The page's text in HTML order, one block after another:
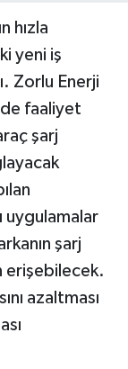
hızla
yeni iş
Zorlu Enerji
faaliyet
şarj
uygulamalar
şarj
erişebilecek.
azaltması